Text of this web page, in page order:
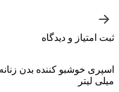
ثبت امتیاز و دیدگاه
میلی لیتر